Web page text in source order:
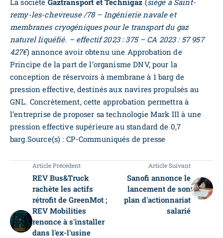
La société Gaztransport et Technigaz (siège à Saint-
remy-les-chevreuse /78 – Ingénierie navale et
membranes cryogéniques pour le transport du gaz
naturel liquéfié. – effectif 2023 : 375 – CA 2023 : 57 957
427€) annonce avoir obtenu une Approbation de
Principe de la part de l’organisme DNV, pour la
conception de réservoirs à membrane à 1 barg de
pression effective, destinés aux navires propulsés au
GNL. Concrètement, cette approbation permettra à
l’entreprise de proposer sa technologie Mark III à une
pression effective supérieure au standard de 0,7
barg.Source(s) : CP-Communiqués de presse
Article Précédent
REV Bus&Truck
rachète les actifs
rétrofit de GreenMot ;
REV Mobilities
renonce à s'installer
dans l'ex-l'usine
Article Suivant
Sanofi annonce le
lancement de son
plan d'actionnariat
salarié